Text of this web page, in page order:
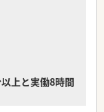
上と実働8時間